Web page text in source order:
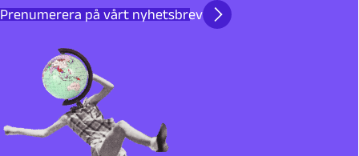
Prenumerera på vårt nyhetsbrev